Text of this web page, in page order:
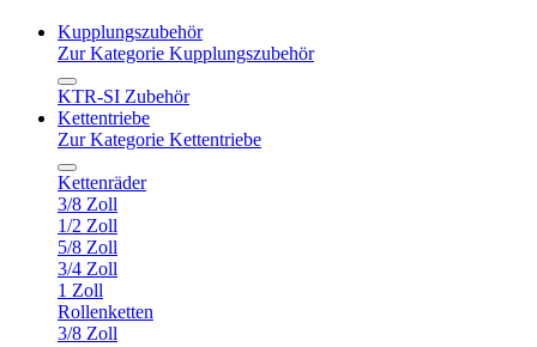
Kupplungszubehör
Zur Kategorie Kupplungszubehör
KTR-SI Zubehör
Kettentriebe
Zur Kategorie Kettentriebe
Kettenräder
3/8 Zoll
1/2 Zoll
5/8 Zoll
3/4 Zoll
1 Zoll
Rollenketten
3/8 Zoll